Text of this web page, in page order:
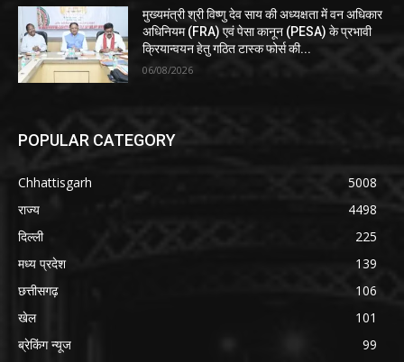
मुख्यमंत्री श्री विष्णु देव साय की अध्यक्षता में वन अधिकार
अधिनियम (FRA) एवं पेसा कानून (PESA) के प्रभावी
क्रियान्वयन हेतु गठित टास्क फोर्स की...
06/08/2026
POPULAR CATEGORY
Chhattisgarh
5008
राज्य
4498
दिल्ली
225
मध्य प्रदेश
139
छत्तीसगढ़
106
खेल
101
ब्रेकिंग न्यूज
99